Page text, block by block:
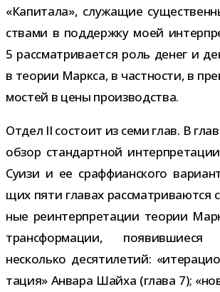
«Капитала», слу­жа­щие
ствами в под­держку моей
5 рас­смат­ри­ва­ется роль денег и
в тео­рии Маркса, в част­но­сти, в
мо­стей в цены производства.
Отдел II состоит из семи глав. В
обзор стан­дарт­ной
Суизи и ее сраф­фи­ан­ского
щих пяти гла­вах
ные реин­тер­пре­та­ции тео­рии
транс­фор­ма­ции,
несколько деся­ти­ле­тий:
та­ция» Анвара Шайха (глава 7);